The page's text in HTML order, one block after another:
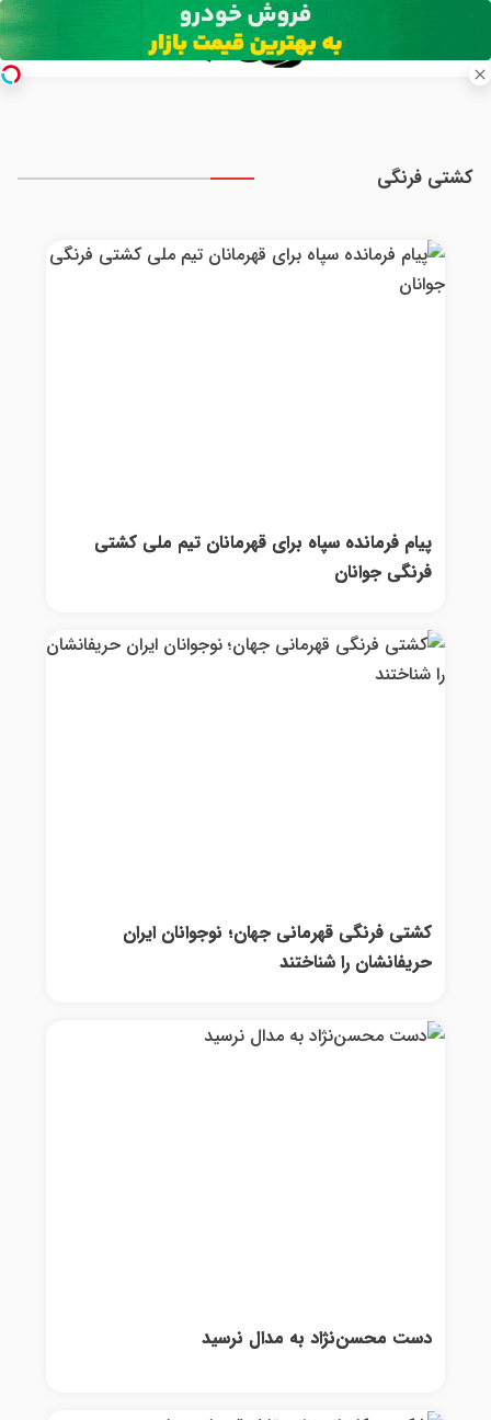
کشتی فرنگی
پیام فرمانده سپاه برای قهرمانان تیم ملی کشتی
فرنگی جوانان
کشتی فرنگی قهرمانی جهان؛ نوجوانان ایران
حریفانشان را شناختند
دست محسن‌نژاد به مدال نرسید